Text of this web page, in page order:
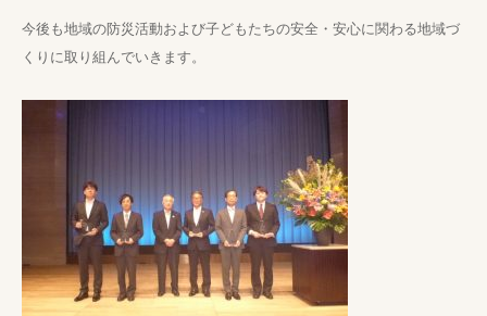
今後も地域の防災活動および子どもたちの安全・安心に関わる地域づ
くりに取り組んでいきます。
ブログ